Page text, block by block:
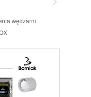
wędzarni